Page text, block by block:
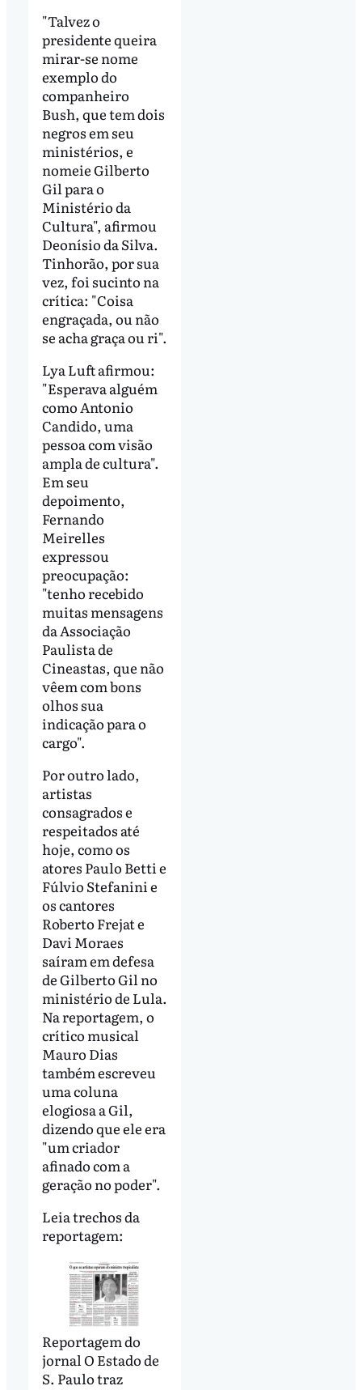
"Talvez o
presidente queira
mirar-se nome
exemplo do
companheiro
Bush, que tem dois
negros em seu
ministérios, e
nomeie Gilberto
Gil para o
Ministério da
Cultura", afirmou
Deonísio da Silva.
Tinhorão, por sua
vez, foi sucinto na
crítica: "Coisa
engraçada, ou não
se acha graça ou ri".
Lya Luft afirmou:
"Esperava alguém
como Antonio
Candido, uma
pessoa com visão
ampla de cultura".
Em seu
depoimento,
Fernando
Meirelles
expressou
preocupação:
"tenho recebido
muitas mensagens
da Associação
Paulista de
Cineastas, que não
vêem com bons
olhos sua
indicação para o
cargo".
Por outro lado,
artistas
consagrados e
respeitados até
hoje, como os
atores Paulo Betti e
Fúlvio Stefanini e
os cantores
Roberto Frejat e
Davi Moraes
saíram em defesa
de Gilberto Gil no
ministério de Lula.
Na reportagem, o
crítico musical
Mauro Dias
também escreveu
uma coluna
elogiosa a Gil,
dizendo que ele era
"um criador
afinado com a
geração no poder".
Leia trechos da
reportagem:
Reportagem do
jornal O Estado de
S. Paulo traz